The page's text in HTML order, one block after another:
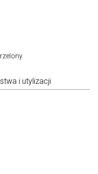
i utylizacji